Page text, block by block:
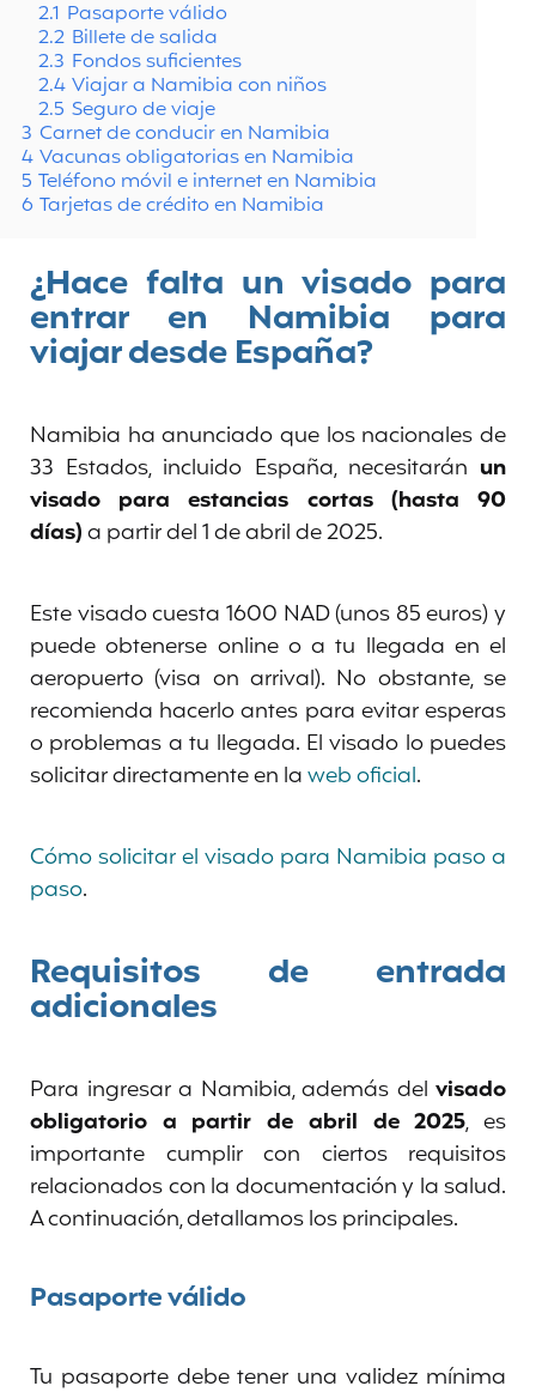
2.1 Pasaporte válido
2.2 Billete de salida
2.3 Fondos suficientes
2.4 Viajar a Namibia con niños
2.5 Seguro de viaje
3 Carnet de conducir en Namibia
4 Vacunas obligatorias en Namibia
5 Teléfono móvil e internet en Namibia
6 Tarjetas de crédito en Namibia
¿Hace falta un visado para
entrar en Namibia para
viajar desde España?
Namibia ha anunciado que los nacionales de
33 Estados, incluido España, necesitarán un
visado para estancias cortas (hasta 90
días)a partir del 1 de abril de 2025.
Este visado cuesta 1600 NAD (unos 85 euros) y
puede obtenerse online o a tu llegada en el
aeropuerto (visa on arrival). No obstante, se
recomienda hacerlo antes para evitar esperas
o problemas a tu llegada. El visado lo puedes
solicitar directamente en laweb oficial.
Cómo solicitar el visado para Namibia paso a
paso.
Requisitos de entrada
adicionales
Para ingresar a Namibia, además del visado
obligatorio a partir de abril de 2025, es
importante cumplir con ciertos requisitos
relacionados con la documentación y la salud.
A continuación, detallamos los principales.
Pasaporte válido
Tu pasaporte debe tener una validez mínima